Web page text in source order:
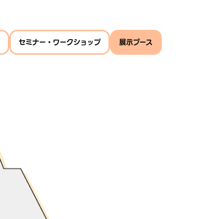
セミナー・ワークショップ 展示ブース